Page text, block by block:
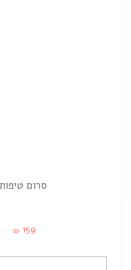
סרום טיפות
₪ 159